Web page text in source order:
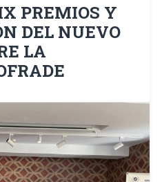
PREMIOS Y
DEL NUEVO
LA